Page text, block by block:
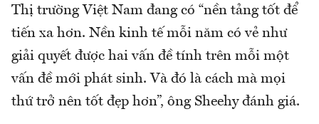
Thị trường Việt Nam đang có “nền tảng tốt để
tiến xa hơn. Nền kinh tế mỗi năm có vẻ như
giải quyết được hai vấn đề tính trên mỗi một
vấn đề mới phát sinh. Và đó là cách mà mọi
thứ trở nên tốt đẹp hơn”, ông Sheehy đánh giá.